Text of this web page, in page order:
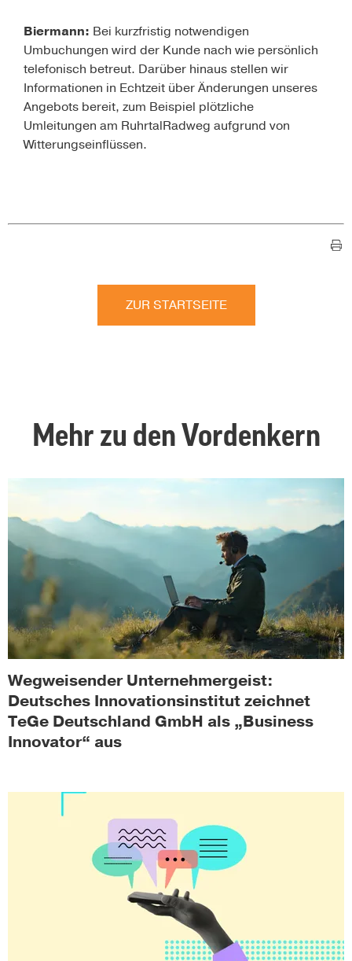
Biermann: Bei kurzfristig notwendigen
Umbuchungen wird der Kunde nach wie persönlich
telefonisch betreut. Darüber hinaus stellen wir
Informationen in Echtzeit über Änderungen unseres
Angebots bereit, zum Beispiel plötzliche
Umleitungen am RuhrtalRadweg aufgrund von
Witterungseinflüssen.
ZUR STARTSEITE
Mehr zu den Vordenkern
Wegweisender Unternehmergeist:
Deutsches Innovationsinstitut zeichnet
TeGe Deutschland GmbH als „Business
Innovator“ aus